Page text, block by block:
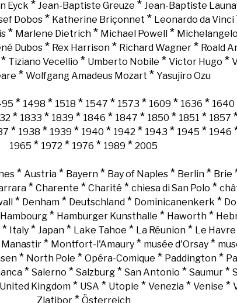
Eyck * Jean-Baptiste Greuze * Jean-Baptiste
Dobos * Katherine Briçonnet * Leonardo da Vinci
* Marlene Dietrich * Michael Powell * Michelangelo
Dubos * Rex Harrison * Richard Wagner * Roald
* Tiziano Vecellio * Umberto Nobile * Victor Hugo *
* Wolfgang Amadeus Mozart * Yasujiro Ozu
* 1498 * 1518 * 1547 * 1573 * 1609 * 1636 * 1640
* 1833 * 1839 * 1846 * 1847 * 1850 * 1851 * 1857
* 1938 * 1939 * 1940 * 1942 * 1943 * 1945 * 1946
1965 * 1972 * 1976 * 1989 * 2005
* Austria* Bayern* Bay of Naples* Berlin* Brie
* Charente * Charité * chiesa di San Polo *
* Denham * Deutschland * Dominicanenkerk *
Hambourg * Hamburger Kunsthalle * Haworth *
* Italy* Japan* Lake Tahoe * La Réunion* Le Havre
Manastir * Montfort-l'Amaury * musée d'Orsay *
* North Pole * Opéra-Comique * Paddington*
* Salerno * Salzburg * San Antonio * Saumur *
United Kingdom* USA * Utopie * Venezia* Venise *
Zlatibor* Österreich